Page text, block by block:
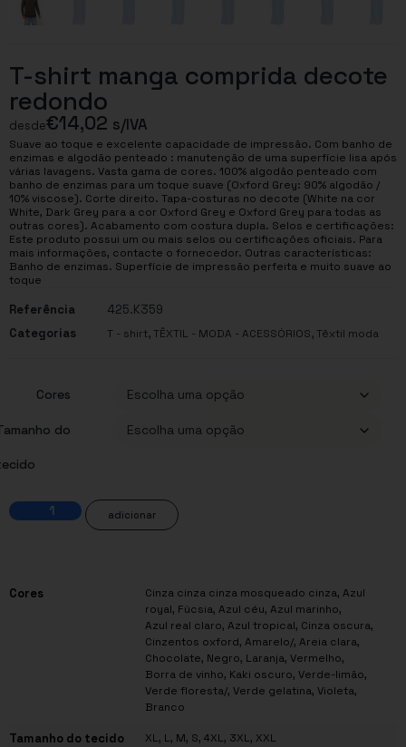
T-shirt manga comprida decote
redondo
desde€14,02 s/IVA
Suave ao toque e excelente capacidade de impressão. Com banho de
enzimas e algodão penteado : manutenção de uma superfície lisa após
várias lavagens. Vasta gama de cores. 100% algodão penteado com
banho de enzimas para um toque suave (Oxford Grey: 90% algodão /
10% viscose). Corte direito. Tapa-costuras no decote (White na cor
White, Dark Grey para a cor Oxford Grey e Oxford Grey para todas as
outras cores). Acabamento com costura dupla. Selos e certificações:
Este produto possui um ou mais selos ou certificações oficiais. Para
mais informações, contacte o fornecedor. Outras características:
Banho de enzimas. Superfície de impressão perfeita e muito suave ao
toque
Referência
425.K359
Categorias
T - shirt,TÊXTIL - MODA - ACESSÓRIOS,Têxtil moda
Cores
do
adicionar
Cores
Cinza cinza cinza mosqueado cinza, Azul
royal, Fúcsia, Azul céu, Azul marinho,
Azul real claro, Azul tropical, Cinza oscura,
Cinzentos oxford, Amarelo/, Areia clara,
Chocolate, Negro, Laranja, Vermelho,
Borra de vinho, Kaki oscuro, Verde-limão,
Verde floresta/, Verde gelatina, Violeta,
Branco
Tamanho do tecido XL, L, M, S, 4XL, 3XL, XXL